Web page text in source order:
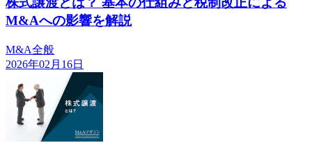
M&Aへの影響を解説
M&A全般
2026年02月16日